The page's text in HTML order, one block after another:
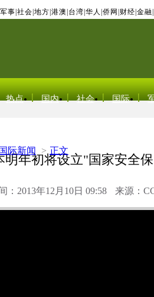
军事 社会 地方 港澳 台湾 华人 侨网 财经 金融
热点 国内 社会 国际
际新闻 > 正文
明年初将设立"国家安全
：2013年12月10日 09:58 来源：